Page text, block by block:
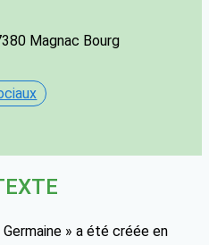
Magnac Bourg
Germaine » a été créée en